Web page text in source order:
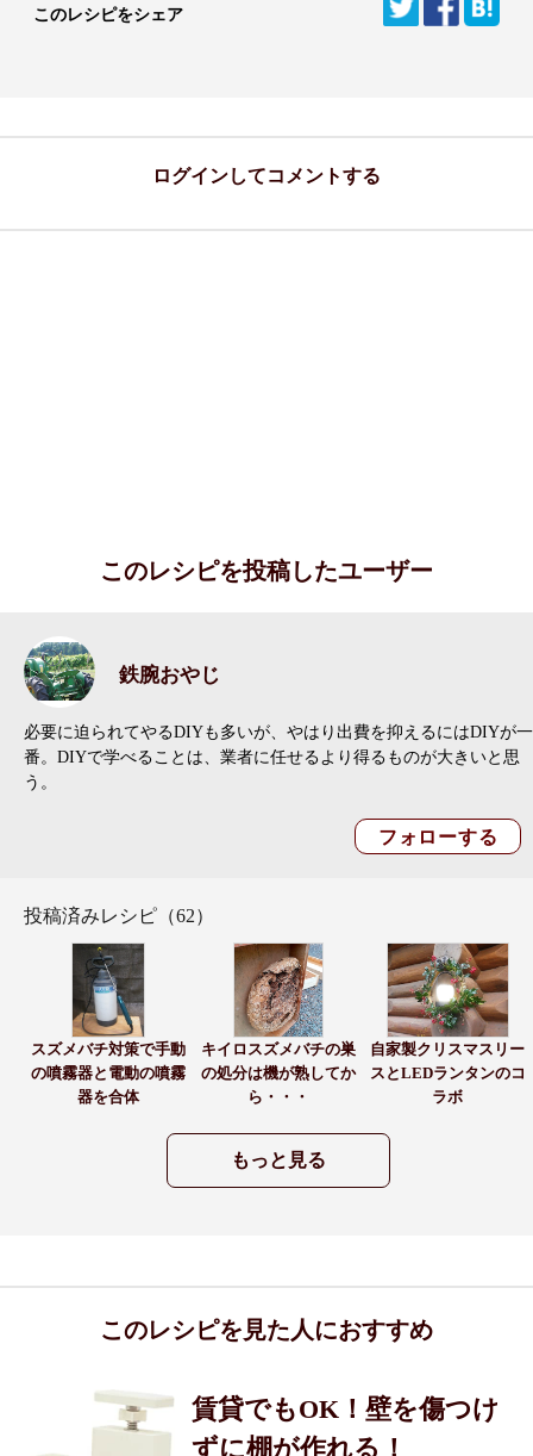
このレシピをシェア
ログインしてコメントする
このレシピを投稿したユーザー
鉄腕おやじ
必要に迫られてやるDIYも多いが、やはり出費を抑えるにはDIYが一
番。DIYで学べることは、業者に任せるより得るものが大きいと思
う。
投稿済みレシピ（62）
スズメバチ対策で手動
の噴霧器と電動の噴霧
器を合体
キイロスズメバチの巣
の処分は機が熟してか
ら・・・
自家製クリスマスリー
スとLEDランタンのコ
ラボ
もっと見る
このレシピを見た人におすすめ
賃貸でもOK！壁を傷つけ
ずに棚が作れる！